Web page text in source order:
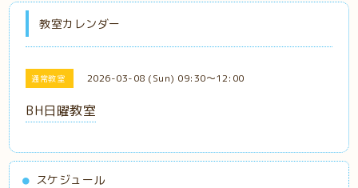
教室カレンダー
通常教室 2026-03-08 (Sun) 09:30～12:00
BH日曜教室
スケジュール